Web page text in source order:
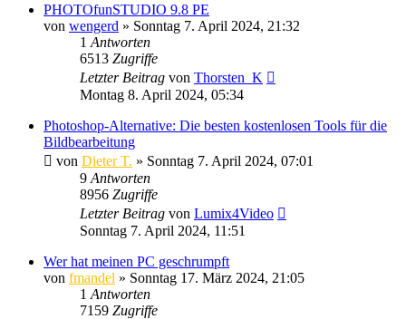
PHOTOfunSTUDIO 9.8 PE
von wengerd » Sonntag 7. April 2024, 21:32
1 Antworten
6513 Zugriffe
Letzter Beitrag von Thorsten_K
Montag 8. April 2024, 05:34
Photoshop-Alternative: Die besten kostenlosen Tools für die
Bildbearbeitung
von Dieter T. » Sonntag 7. April 2024, 07:01
9 Antworten
8956 Zugriffe
Letzter Beitrag von Lumix4Video
Sonntag 7. April 2024, 11:51
Wer hat meinen PC geschrumpft
von fmandel » Sonntag 17. März 2024, 21:05
1 Antworten
7159 Zugriffe